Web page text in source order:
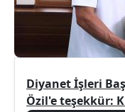
Diyanet İşleri
Özil'e teşekkür: